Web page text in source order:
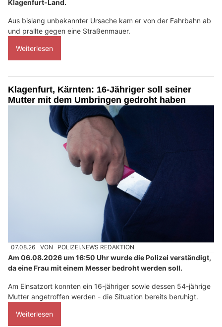
Klagenfurt-Land.
Aus bislang unbekannter Ursache kam er von der Fahrbahn ab
und prallte gegen eine Straßenmauer.
Weiterlesen
Klagenfurt, Kärnten: 16-Jähriger soll seiner
Mutter mit dem Umbringen gedroht haben
07.08.26 VON POLIZEI.NEWS REDAKTION
Am 06.08.2026 um 16:50 Uhr wurde die Polizei verständigt,
da eine Frau mit einem Messer bedroht werden soll.
Am Einsatzort konnten ein 16-jähriger sowie dessen 54-jährige
Mutter angetroffen werden - die Situation bereits beruhigt.
Weiterlesen